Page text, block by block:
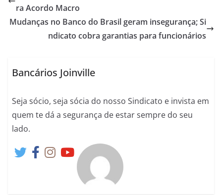
ra Acordo Macro
Mudanças no Banco do Brasil geram insegurança; Si
ndicato cobra garantias para funcionários
Bancários Joinville
Seja sócio, seja sócia do nosso Sindicato e invista em
quem te dá a segurança de estar sempre do seu
lado.